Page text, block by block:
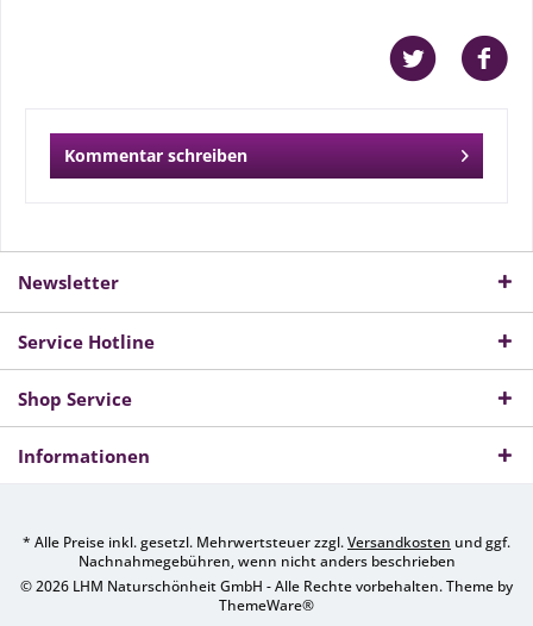
Kommentar schreiben
Newsletter
Service Hotline
Shop Service
Informationen
* Alle Preise inkl. gesetzl. Mehrwertsteuer zzgl.Versandkosten und ggf.
Nachnahmegebühren, wenn nicht anders beschrieben
© 2026 LHM Naturschönheit GmbH - Alle Rechte vorbehalten. Theme by
ThemeWare®